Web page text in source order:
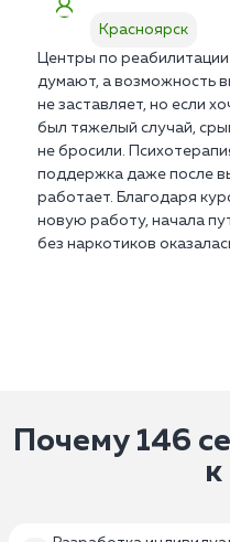
лечения.
Красноярск
Центры по
думают, а возможность
не заставляет, но если
был тяжелый случай,
не бросили.
поддержка даже после
работает. Благодаря
новую работу, начала
без наркотиков
Почему 146